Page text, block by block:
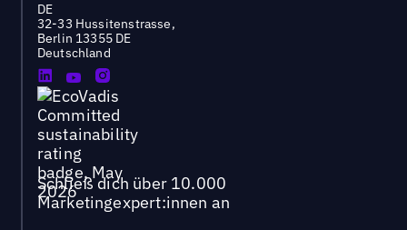
DE
32-33 Hussitenstrasse,
Berlin 13355 DE
Deutschland
Schließ dich über 10.000
Marketingexpert:innen an